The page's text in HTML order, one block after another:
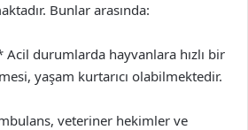
Bunlar arasında:
Acil durumlarda hayvanlara hızlı bir
yaşam kurtarıcı olabilmektedir.
veteriner hekimler ve